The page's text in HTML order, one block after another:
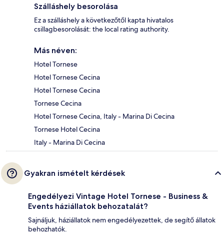
Szálláshely besorolása
Ez a szálláshely a következőtől kapta hivatalos
csillagbesorolását: the local rating authority.
Más néven:
Hotel Tornese
Hotel Tornese Cecina
Hotel Tornese Cecina
Tornese Cecina
Hotel Tornese Cecina, Italy - Marina Di Cecina
Tornese Hotel Cecina
Italy - Marina Di Cecina
Gyakran ismételt kérdések
Engedélyezi Vintage Hotel Tornese - Business &
Events háziállatok behozatalát?
Sajnáljuk, háziállatok nem engedélyezettek, de segítő állatok
behozhatók.